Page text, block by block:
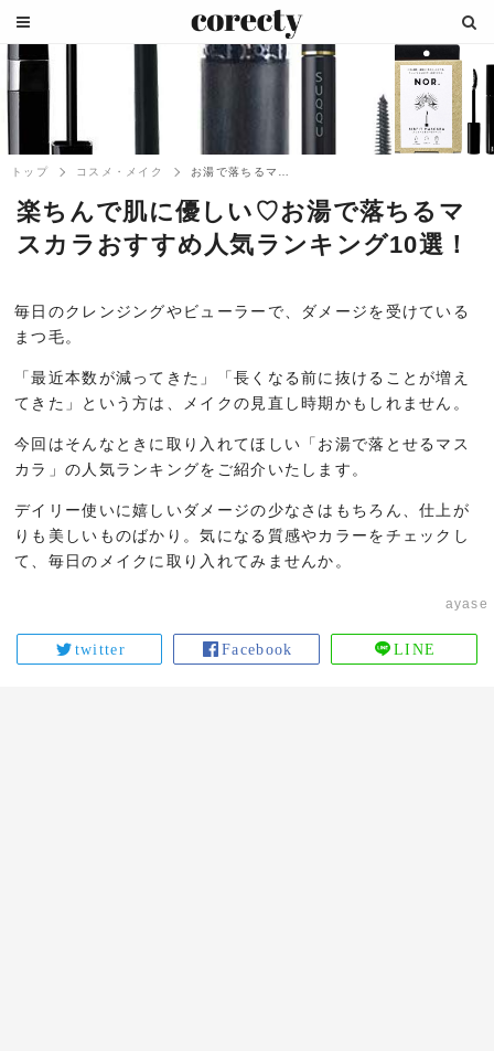
トップ コスメ・メイク
楽ちんで肌に優しい♡お湯で落ちるマ
スカラおすすめ人気ランキング10選！
毎日のクレンジングやビューラーで、ダメージを受けている
まつ毛。
「最近本数が減ってきた」「長くなる前に抜けることが増え
てきた」という方は、メイクの見直し時期かもしれません。
今回はそんなときに取り入れてほしい「お湯で落とせるマス
カラ」の人気ランキングをご紹介いたします。
デイリー使いに嬉しいダメージの少なさはもちろん、仕上が
りも美しいものばかり。気になる質感やカラーをチェックし
て、毎日のメイクに取り入れてみませんか。
ayase
twitter Facebook LINE